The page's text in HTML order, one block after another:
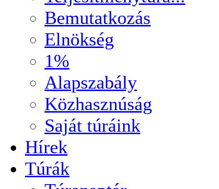
Bemutatkozás
Elnökség
1%
Alapszabály
Közhasznúság
Saját túráink
Hírek
Túrák